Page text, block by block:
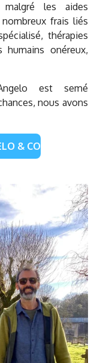
les aides
frais liés
thérapies
humains onéreux,
est semé
nous avons
& CO